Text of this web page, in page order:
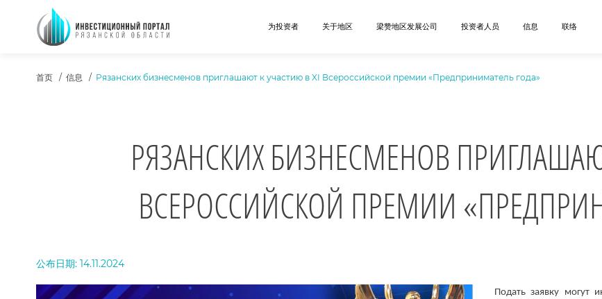
为投资者 关于地区 梁赞地区发展公司 投资者人员 信息 联络
ХЛЕБНЫЕ КРОШКИ
首页 信息 Рязанских бизнесменов приглашают к участию в XI Всероссийской премии «Предприниматель года»
РЯЗАНСКИХ БИЗНЕСМЕНОВ
ВСЕРОССИЙСКОЙ ПРЕМИИ
ТЕКСТ НОВОСТИ
公布日期: 14.11.2024
Подать заявку могут